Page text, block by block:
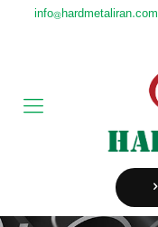
info@hardmetaliran.com